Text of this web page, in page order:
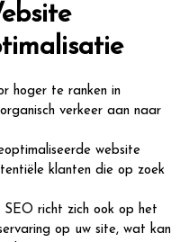
hoger te ranken in
verkeer aan naar
website
klanten die op zoek
SEO richt zich ook op het
op uw site, wat kan